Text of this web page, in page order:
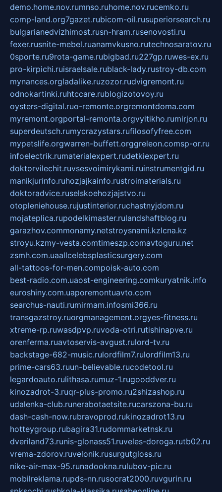
demo.home.nov.rumnso.ruhome.nov.rucemko.ru
comp-land.org7gazet.rubicom-oil.rusuperiorsearch.ru
bulgarianedvizhimost.rusn-hram.rusenovosti.ru
fexer.rusnite-mebel.ruanamvkusno.rutechnosaratov.ru
0sporte.ru9rota-game.rubigbad.ru227gp.ruwes-ex.ru
pro-kirpichi.ruisraelsale.rublack-lady.rustroy-db.com
mynances.orgladalike.ruzozor.rudvigremont.ru
odnokartinki.ruhtccare.rublogizotovoy.ru
oysters-digital.ruo-remonte.orgremontdoma.com
myremont.orgportal-remonta.orgvyitikho.rumirjon.ru
superdeutsch.rumycrazystars.rufilosofyfree.com
mypetslife.orgwarren-buffett.orggreleon.comsp-or.ru
infoelectrik.rumaterialexpert.rudetkiexpert.ru
doktorvilechit.ruvsesvoimirykami.ruinstrumentgid.ru
manikjurinfo.ruhozjajkainfo.rustroimaterials.ru
doktoradvice.ruselskoehozjajstvo.ru
otopleniehouse.rujustinterior.ruchastnyjdom.ru
mojateplica.rupodelkimaster.rulandshaftblog.ru
garazhov.commonamy.netstroysnami.kzlcna.kz
stroyu.kzmy-vesta.comtimeszp.comavtoguru.net
zsmh.com.uaallcelebsplasticsurgery.com
all-tattoos-for-men.compoisk-auto.com
best-radio.com.uaost-engineering.comkuryatnik.info
euroshiny.com.uaporemontuavto.com
searchus-nauti.rumirmam.infosmi366.ru
transgazstroy.ruorgmanagement.orgyes-fitness.ru
xtreme-rp.ruwasdpvp.ruvoda-otri.rutishinapve.ru
orenferma.ruavtoservis-avgust.rulord-tv.ru
backstage-682-music.rulordfilm7.rulordfilm13.ru
prime-cars63.ruun-believable.rucodetool.ru
legardoauto.rulithasa.rumuz-1.rugooddver.ru
kinozadrot-3.ruqr-plus-promo.ru2shizashop.ru
udalenka-club.runerabotaetsite.rucarszona-bu.ru
dash-cash-now.rubravoprod.rukinozadrot13.ru
hotteygroup.rubagira31.rudommarketnsk.ru
dveriland73.runis-glonass51.ruveles-doroga.rutb02.ru
vrema-zdorov.ruvelonik.rusurgutgloss.ru
nike-air-max-95.runadookna.rulubov-pic.ru
mobilreklama.rupds-nn.rusocrat2000.ruvgurin.ru